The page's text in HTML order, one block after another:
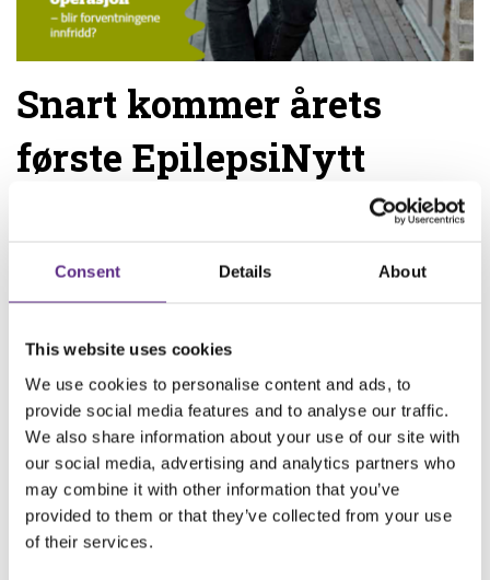
Consent Details About
This website uses cookies
We use cookies to personalise content and ads, to
provide social media features and to analyse our traffic.
We also share information about your use of our site with
our social media, advertising and analytics partners who
may combine it with other information that you’ve
provided to them or that they’ve collected from your use
of their services.
Snart kommer årets
første EpilepsiNytt
Årets første utgave av medlemsbladet EpilepsiNytt
sendes ut til medlemmene våre i disse dager. Denne
gangen handler det om livet etter en epilepsioperasjon.
Hvordan blir livet etter at legene har fjernet det
Omtrent 30 personer blir årlig operert for epilepsi i Norge.
Mange av dem har høye forventninger til livet etterpå.
Ergoterapeut Helene Myklebust Letén jobber ved
Spesialsykehuset for epilepsi, og har skrevet en masteroppgave
om livet etter operasjon: “Hverdagslivet etter epilepsioperasjon
– det synlige og usynlige arbeidet”. I EpilepsiNytt forteller hun
hva hun fant ut.
Vi har også snakket med en ung mann og en dame som begge
er epilepsiopererte. Hvordan operasjonen endret livene deres,